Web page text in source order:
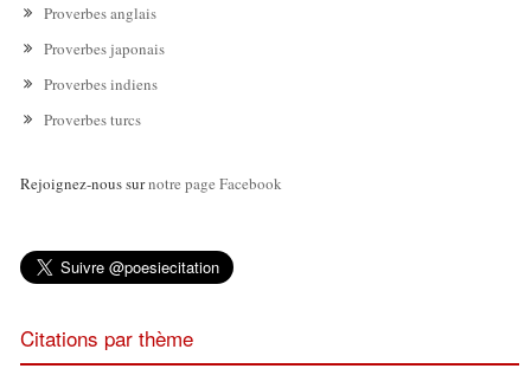
Proverbes anglais
Proverbes japonais
Proverbes indiens
Proverbes turcs
Rejoignez-nous surnotre page Facebook
Citations par thème